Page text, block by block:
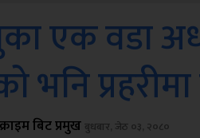
एक वडा
भनि
बिट प्रमुखबुधबार, जेठ ०३, २०८०